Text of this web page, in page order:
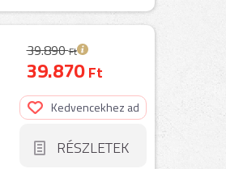
39.890Ft
39.870Ft
Kedvencekhez ad
RÉSZLETEK